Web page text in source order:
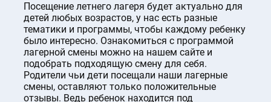
Посещение летнего лагеря будет актуально для
детей любых возрастов, у нас есть разные
тематики и программы, чтобы каждому ребенку
было интересно. Ознакомиться с программой
лагерной смены можно на нашем сайте и
подобрать подходящую смену для себя.
Родители чьи дети посещали наши лагерные
смены, оставляют только положительные
отзывы. Ведь ребенок находится под